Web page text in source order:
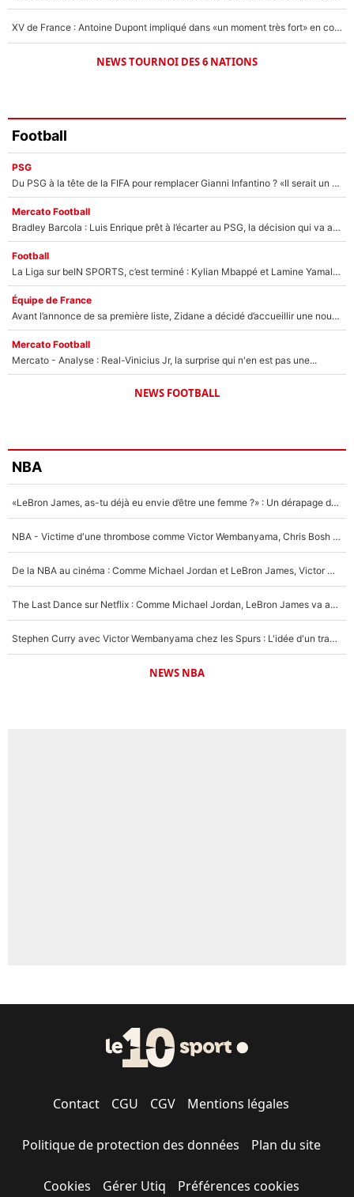
XV de France : Antoine Dupont impliqué dans «un moment très fort» en coulisses
NEWS TOURNOI DES 6 NATIONS
Football
PSG
Du PSG à la tête de la FIFA pour remplacer Gianni Infantino ? «Il serait un mauvais président», le patron de la Liga s'attaque à Nasser Al-Khelaïfi !
Mercato Football
Bradley Barcola : Luis Enrique prêt à l’écarter au PSG, la décision qui va accélérer son transfert à Liverpool ?
Football
La Liga sur beIN SPORTS, c’est terminé : Kylian Mbappé et Lamine Yamal changent de chaîne, «le moment était venu d'ouvrir un nouveau chapitre»
Équipe de France
Avant l’annonce de sa première liste, Zidane a décidé d’accueillir une nouvelle tête en équipe de France
Mercato Football
Mercato - Analyse : Real-Vinicius Jr, la surprise qui n'en est pas une...
NEWS FOOTBALL
NBA
«LeBron James, as-tu déjà eu envie d’être une femme ?» : Un dérapage de Donald Trump sur la superstar de la NBA refait surface
NBA - Victime d'une thrombose comme Victor Wembanyama, Chris Bosh prévient le Français des risques sur sa santé : «J’ai failli mourir sur le coup et j’ai été ramené à la vie»
De la NBA au cinéma : Comme Michael Jordan et LeBron James, Victor Wembanyama rêve d'une carrière d'acteur !
The Last Dance sur Netflix : Comme Michael Jordan, LeBron James va avoir le droit à sa série !
Stephen Curry avec Victor Wembanyama chez les Spurs : L'idée d'un trade historique est lancée en NBA !
NEWS NBA
Contact CGU CGV Mentions légales
Politique de protection des données Plan du site
Cookies Gérer Utiq Préférences cookies